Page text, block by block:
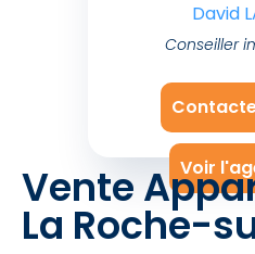
David
Conseiller
Voir
Vente
La Roche-